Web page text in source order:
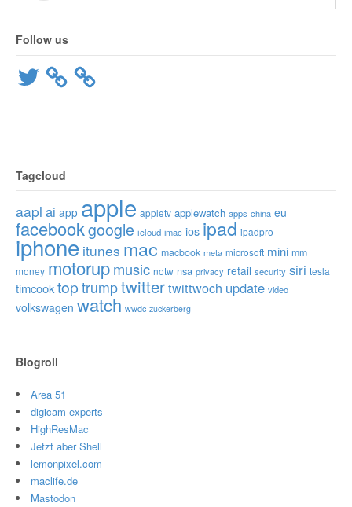
Follow us
Twitter
Tagcloud
aapl ai app apple appletv applewatch apps china eu
facebookgoogle icloud imac ios ipad ipadpro
iphone itunes mac macbook meta microsoft mini mm
money motorupmusic notw nsa privacy retail security siri tesla
timcooktop trumptwittertwittwoch update video
volkswagen watch wwdc zuckerberg
Blogroll
Area 51
digicam experts
HighResMac
Jetzt aber Shell
lemonpixel.com
maclife.de
Mastodon